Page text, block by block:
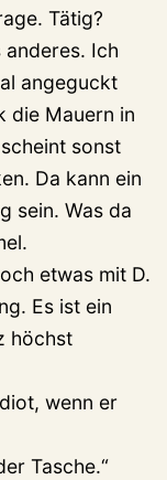
Tätig?
Ich
angeguckt
die Mauern in
sonst
Da kann ein
sein. Was da
etwas mit D.
Es ist ein
höchst
wenn er
Tasche.“